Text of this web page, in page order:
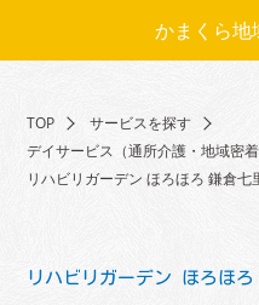
かまくら地
TOP
サービスを探す
デイサービス（通所介護・地域密着
リハビリガーデン ほろほろ 鎌倉七
リハビリガーデン ほろほ